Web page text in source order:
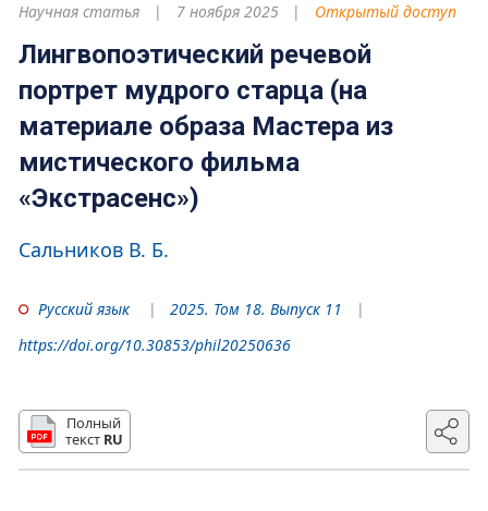
Научная статья 7 ноября 2025 Открытый доступ
Лингвопоэтический речевой
портрет мудрого старца (на
материале образа Мастера из
мистического фильма
«Экстрасенс»)
Сальников В. Б.
Русский язык
2025. Том 18. Выпуск 11
https://doi.org/10.30853/phil20250636
Полный
текст RU